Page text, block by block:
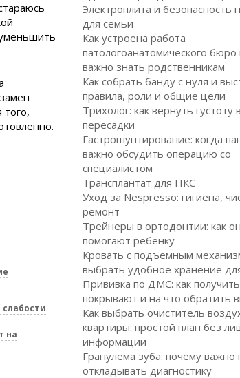
на
Электроплита и безопасность
для семьи
Как устроена работа
патологоанатомического бюро
важно знать родственникам
Как собрать банду с нуля и
правила, роли и общие цели
Трихолог: как вернуть густоту
пересадки
Гастрошунтирование: когда
важно обсудить операцию со
специалистом
Трансплантат для ПКС
Уход за Nespresso: гигиена,
ремонт
Трейнеры в ортодонтии: как
помогают ребенку
Кровать с подъемным
выбрать удобное хранение
Прививка по ДМС: как
покрывают и на что обратить
Как выбрать очиститель
квартиры: простой план без
информации
Гранулема зуба: почему важно
откладывать диагностику